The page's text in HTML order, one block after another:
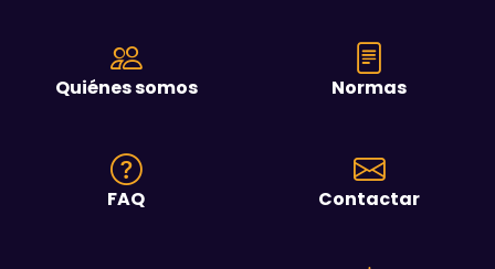
Quiénes somos Normas
FAQ Contactar